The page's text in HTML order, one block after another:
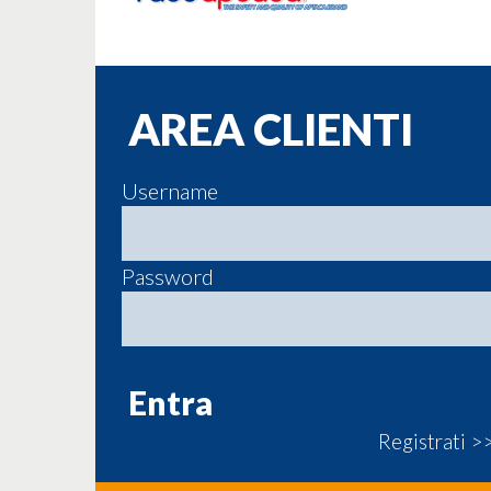
AREA CLIENTI
Username
Password
Registrati